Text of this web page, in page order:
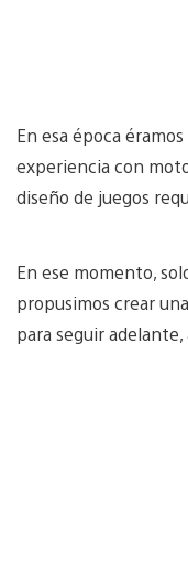
En esa época
experiencia con
diseño de juegos
En ese momento,
propusimos crear
para seguir